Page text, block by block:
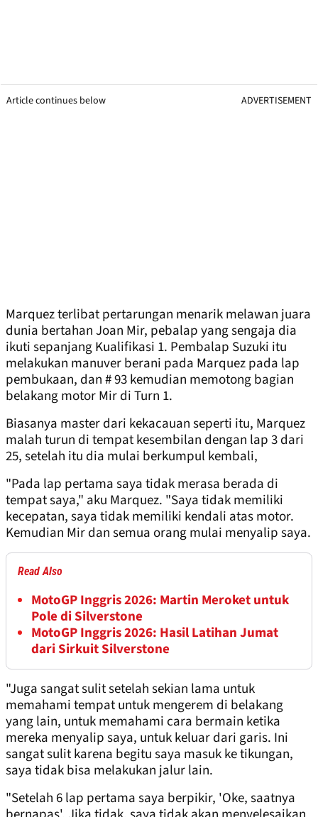
Article continues below ADVERTISEMENT
Marquez terlibat pertarungan menarik melawan juara
dunia bertahan Joan Mir, pebalap yang sengaja dia
ikuti sepanjang Kualifikasi 1. Pembalap Suzuki itu
melakukan manuver berani pada Marquez pada lap
pembukaan, dan # 93 kemudian memotong bagian
belakang motor Mir di Turn 1.
Biasanya master dari kekacauan seperti itu, Marquez
malah turun di tempat kesembilan dengan lap 3 dari
25, setelah itu dia mulai berkumpul kembali,
"Pada lap pertama saya tidak merasa berada di
tempat saya," aku Marquez. "Saya tidak memiliki
kecepatan, saya tidak memiliki kendali atas motor.
Kemudian Mir dan semua orang mulai menyalip saya.
Read Also
MotoGP Inggris 2026: Martin Meroket untuk
Pole di Silverstone
MotoGP Inggris 2026: Hasil Latihan Jumat
dari Sirkuit Silverstone
"Juga sangat sulit setelah sekian lama untuk
memahami tempat untuk mengerem di belakang
yang lain, untuk memahami cara bermain ketika
mereka menyalip saya, untuk keluar dari garis. Ini
sangat sulit karena begitu saya masuk ke tikungan,
saya tidak bisa melakukan jalur lain.
"Setelah 6 lap pertama saya berpikir, 'Oke, saatnya